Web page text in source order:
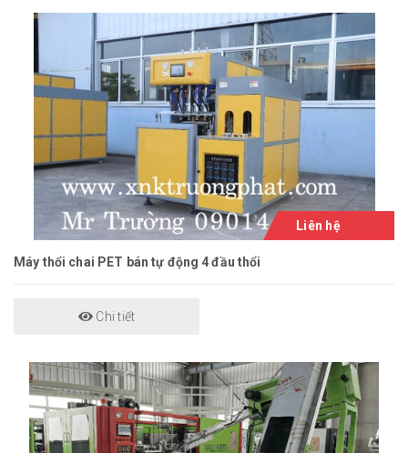
Liên hệ
Máy thổi chai PET bán tự động 4 đầu thổi
Chi tiết